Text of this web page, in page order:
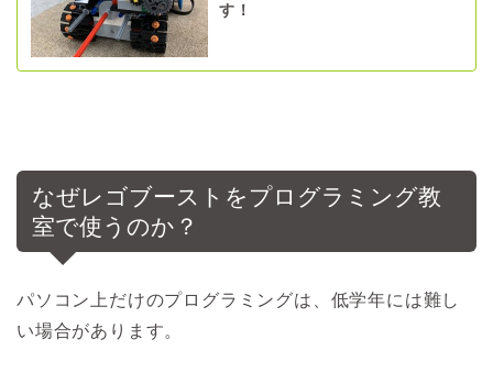
す！
なぜレゴブーストをプログラミング教
室で使うのか？
パソコン上だけのプログラミングは、低学年には難し
い場合があります。